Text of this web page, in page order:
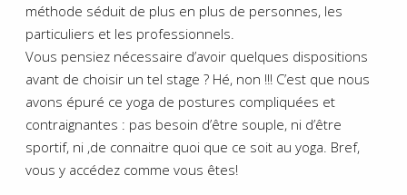
méthode séduit de plus en plus de personnes, les
particuliers et les professionnels.
Vous pensiez nécessaire d’avoir quelques dispositions
avant de choisir un tel stage ? Hé, non !!! C’est que nous
avons épuré ce yoga de postures compliquées et
contraignantes : pas besoin d’être souple, ni d’être
sportif, ni ,de connaitre quoi que ce soit au yoga. Bref,
vous y accédez comme vous êtes!